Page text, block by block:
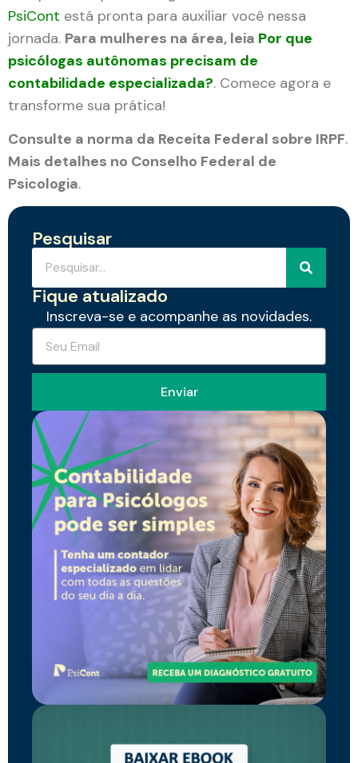
PsiCont está pronta para auxiliar você nessa
jornada. Para mulheres na área, leia Por que
psicólogas autônomas precisam de
contabilidade especializada?. Comece agora e
transforme sua prática!
Consulte a norma da Receita Federal sobre IRPF.
Mais detalhes no Conselho Federal de
Psicologia.
Pesquisar
Fique atualizado
Inscreva-se e acompanhe as novidades.
Enviar